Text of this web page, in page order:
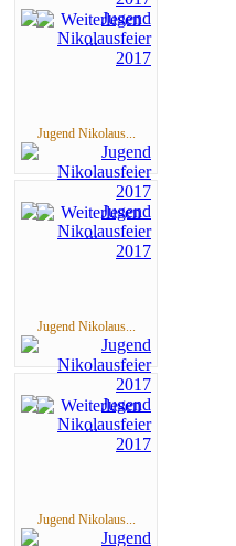
Jugend Nikolaus...
Jugend Nikolaus...
Jugend Nikolaus...